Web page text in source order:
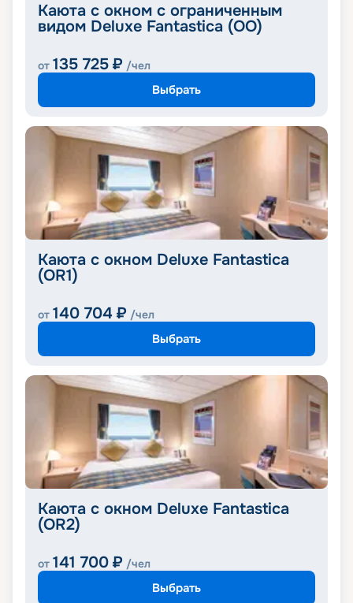
Каюта с окном с ограниченным
видом Deluxe Fantastica (OO)
от 135 725 ₽ /чел
Выбрать
Каюта с окном Deluxe Fantastica
(OR1)
от 140 704 ₽ /чел
Выбрать
Каюта с окном Deluxe Fantastica
(OR2)
от 141 700 ₽ /чел
Выбрать